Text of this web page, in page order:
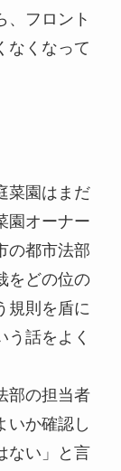
、フロント
なくなって
菜園はまだ
園オーナー
の都市法部
をどの位の
規則を盾に
う話をよく
部の担当者
いか確認し
ない」と言